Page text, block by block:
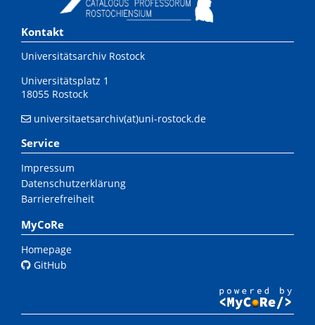
Kontakt
Universitätsarchiv Rostock
Universitätsplatz 1
18055 Rostock
universitaetsarchiv(at)uni-rostock.de
Service
Impressum
Datenschutzerklärung
Barrierefreiheit
MyCoRe
Homepage
GitHub